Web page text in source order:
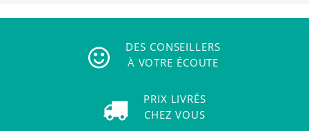
DES CONSEILLERS
À VOTRE ÉCOUTE
PRIX LIVRÉS
CHEZ VOUS